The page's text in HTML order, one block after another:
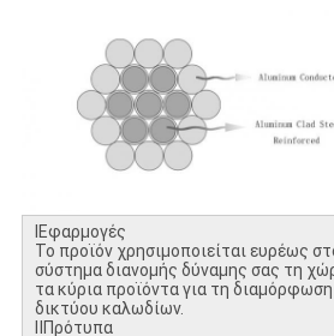
ⅠΕφαρμογές
Το προϊόν χρησιμοποιείται ευρέως
σύστημα διανομής δύναμης σας τη
τα κύρια προϊόντα για τη
δικτύου καλωδίων.
ⅡΠρότυπα